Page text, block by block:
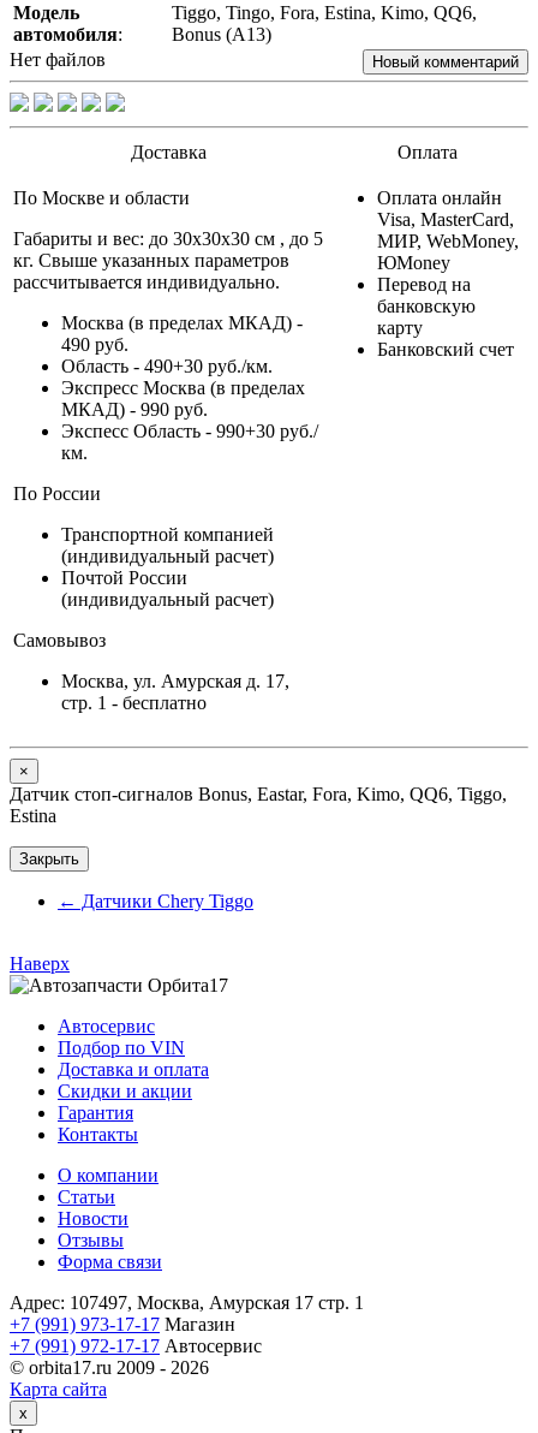
Модель
автомобиля:
Tiggo, Tingo, Fora, Estina, Kimo, QQ6,
Bonus (A13)
Новый комментарий
Нет файлов
Доставка Оплата
По Москве и области
Габариты и вес: до 30х30х30 см , до 5
кг. Свыше указанных параметров
рассчитывается индивидуально.
Москва (в пределах МКАД) -
490 руб.
Область - 490+30 руб./км.
Экспресс Москва (в пределах
МКАД) - 990 руб.
Экспесс Область - 990+30 руб./
км.
По России
Транспортной компанией
(индивидуальный расчет)
Почтой России
(индивидуальный расчет)
Самовывоз
Москва, ул. Амурская д. 17,
стр. 1 - бесплатно
Оплата онлайн
Visa, MasterCard,
МИР, WebMoney,
ЮMoney
Перевод на
банковскую
карту
Банковский счет
×
Датчик стоп-сигналов Bonus, Eastar, Fora, Kimo, QQ6, Tiggo,
Estina
Закрыть
← Датчики Chery Tiggo
Наверх
Автосервис
Подбор по VIN
Доставка и оплата
Скидки и акции
Гарантия
Контакты
О компании
Статьи
Новости
Отзывы
Форма связи
Адрес: 107497, Москва, Амурская 17 стр. 1
+7 (991) 973-17-17 Магазин
+7 (991) 972-17-17 Автосервис
© orbita17.ru 2009 - 2026
Карта сайта
x